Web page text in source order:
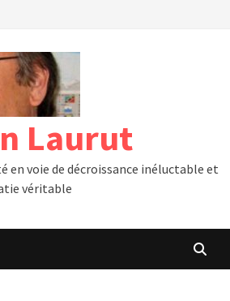
Laurut
en voie de décroissance inéluctable et
véritable